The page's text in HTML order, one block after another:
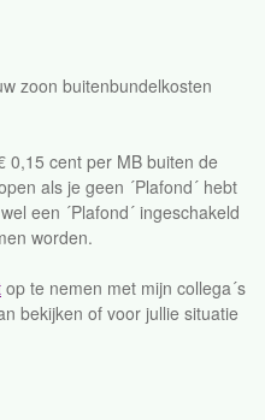
zoon buitenbundelkosten
0,15 cent per MB buiten de
als je geen ´Plafond´ hebt
een ´Plafond´ ingeschakeld
worden.
op te nemen met mijn collega´s
bekijken of voor jullie situatie